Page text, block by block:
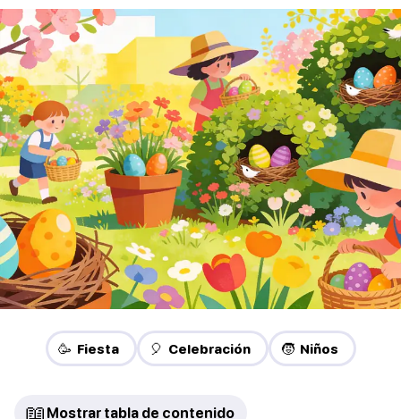
🥳 Fiesta 🎈 Celebración 🧒 Niños
📖 Mostrar tabla de contenido